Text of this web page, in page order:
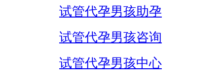
试管代孕男孩助孕
试管代孕男孩咨询
试管代孕男孩中心